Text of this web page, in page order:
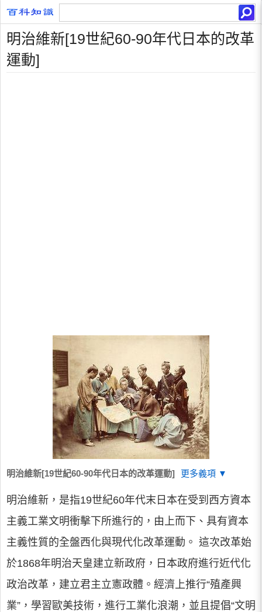
明治維新[19世紀60-90年代日本的改革
運動]
明治維新[19世紀60-90年代日本的改革運動] 更多義項 ▼
明治維新，是指19世紀60年代末日本在受到西方資本
主義工業文明衝擊下所進行的，由上而下、具有資本
主義性質的全盤西化與現代化改革運動。 這次改革始
於1868年明治天皇建立新政府，日本政府進行近代化
政治改革，建立君主立憲政體。經濟上推行“殖產興
業”，學習歐美技術，進行工業化浪潮，並且提倡“文明